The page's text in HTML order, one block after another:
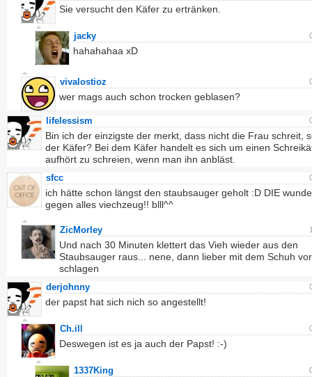
Sie versucht den Käfer zu ertränken.
jacky
hahahahaa xD
vivalostioz
wer mags auch schon trocken geblasen?
lifelessism
Bin ich der einzigste der merkt, dass nicht die Frau schreit,
der Käfer? Bei dem Käfer handelt es sich um einen
aufhört zu schreien, wenn man ihn anbläst.
sfcc
ich hätte schon längst den staubsauger geholt :D DIE
gegen alles viechzeug!! blll^^
ZicMorley
Und nach 30 Minuten klettert das Vieh wieder aus den
Staubsauger raus... nene, dann lieber mit dem Schuh
schlagen
derjohnny
der papst hat sich nich so angestellt!
Ch.ill
Deswegen ist es ja auch der Papst! :-)
1337King